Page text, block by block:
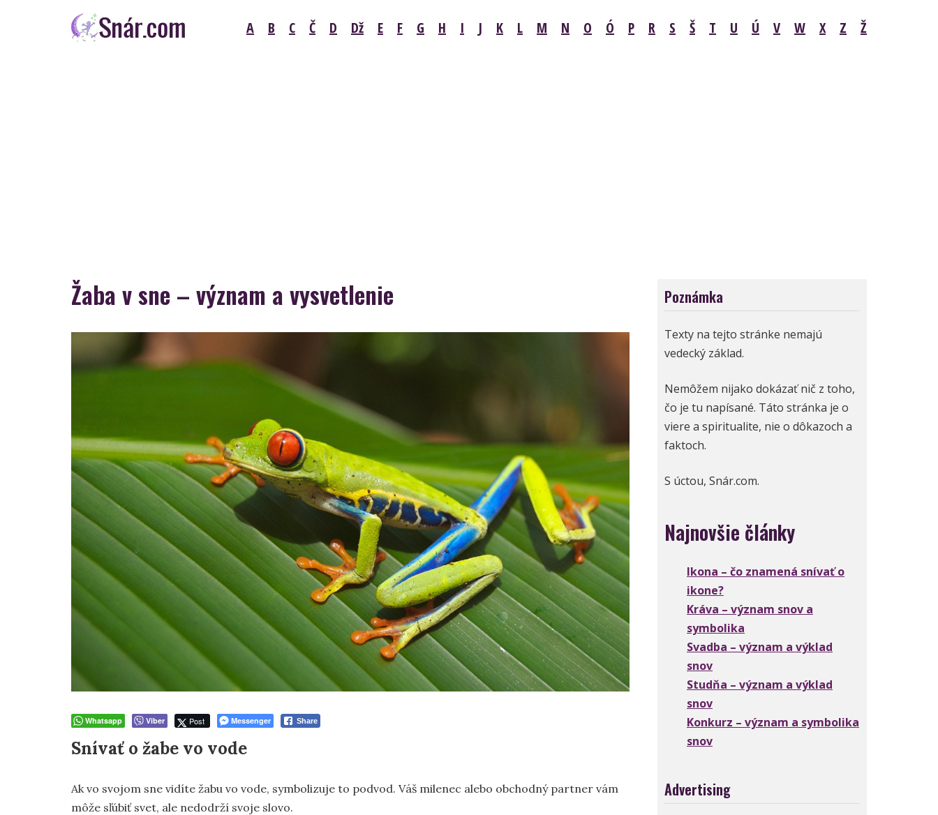
A B C Č D Dž E F G H I J K L M N O Ó P R S Š T U Ú V W X Z Ž
Žaba v sne – význam a vysvetlenie
Whatsapp Viber Post Messenger Share
Snívať o žabe vo vode
Ak vo svojom sne vidíte žabu vo vode, symbolizuje to podvod. Váš milenec alebo obchodný partner vám
môže sľúbiť svet, ale nedodrží svoje slovo.
Poznámka
Texty na tejto stránke nemajú
vedecký základ.
Nemôžem nijako dokázať nič z toho,
čo je tu napísané. Táto stránka je o
viere a spiritualite, nie o dôkazoch a
faktoch.
S úctou, Snár.com.
Najnovšie články
Ikona – čo znamená snívať o
ikone?
Kráva – význam snov a
symbolika
Svadba – význam a výklad
snov
Studňa – význam a výklad
snov
Konkurz – význam a symbolika
snov
Advertising